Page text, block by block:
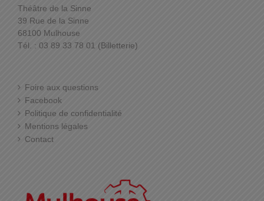
Théâtre de la Sinne
39 Rue de la Sinne
68100 Mulhouse
Tél. : 03 89 33 78 01 (Billetterie)
Foire aux questions
Facebook
Politique de confidentialité
Mentions légales
Contact